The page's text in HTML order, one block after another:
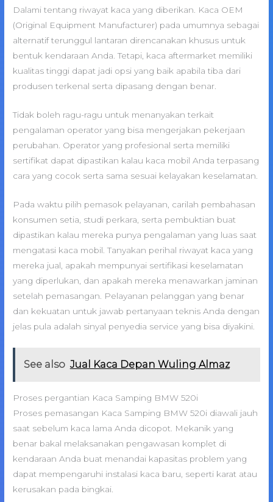
Dalami tentang riwayat kaca yang diberikan. Kaca OEM
(Original Equipment Manufacturer) pada umumnya sebagai
alternatif terunggul lantaran direncanakan khusus untuk
bentuk kendaraan Anda. Tetapi, kaca aftermarket memiliki
kualitas tinggi dapat jadi opsi yang baik apabila tiba dari
produsen terkenal serta dipasang dengan benar.
Tidak boleh ragu-ragu untuk menanyakan terkait
pengalaman operator yang bisa mengerjakan pekerjaan
perubahan. Operator yang profesional serta memiliki
sertifikat dapat dipastikan kalau kaca mobil Anda terpasang
cara yang cocok serta sama sesuai kelayakan keselamatan.
Pada waktu pilih pemasok pelayanan, carilah pembahasan
konsumen setia, studi perkara, serta pembuktian buat
dipastikan kalau mereka punya pengalaman yang luas saat
mengatasi kaca mobil. Tanyakan perihal riwayat kaca yang
mereka jual, apakah mempunyai sertifikasi keselamatan
yang diperlukan, dan apakah mereka menawarkan jaminan
setelah pemasangan. Pelayanan pelanggan yang benar
dan kekuatan untuk jawab pertanyaan teknis Anda dengan
jelas pula adalah sinyal penyedia service yang bisa diyakini.
See also Jual Kaca Depan Wuling Almaz
Proses pergantian Kaca Samping BMW 520i
Proses pemasangan Kaca Samping BMW 520i diawali jauh
saat sebelum kaca lama Anda dicopot. Mekanik yang
benar bakal melaksanakan pengawasan komplet di
kendaraan Anda buat menandai kapasitas problem yang
dapat mempengaruhi instalasi kaca baru, seperti karat atau
kerusakan pada bingkai.